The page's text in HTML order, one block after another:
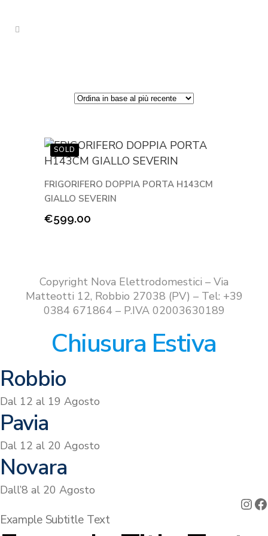
FRIGORIFERO DOPPIA PORTA H143CM
GIALLO SEVERIN
€599.00
Copyright Nova Elettrodomestici – Via
Matteotti 12, Robbio 27038 (PV) – Tel: +39
0384 671864 – P.IVA 02003630189
Chiusura Estiva
Robbio
Dal 12 al 19 Agosto
Pavia
Dal 12 al 20 Agosto
Novara
Dall’8 al 20 Agosto
Example Subtitle Text